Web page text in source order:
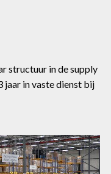
structuur in de supply
jaar in vaste dienst bij